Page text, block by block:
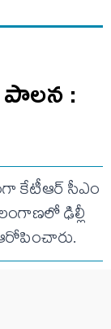
పాలన :
కేటీఆర్ సీఎం
ఢిల్లీ